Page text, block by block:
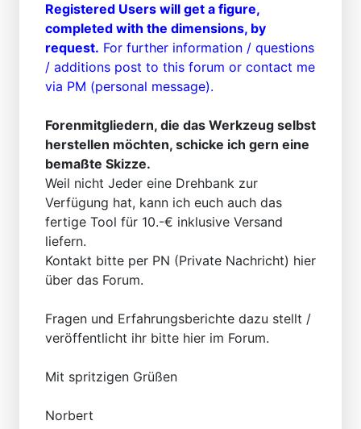
Registered Users will get a figure,
completed with the dimensions, by
request. For further information / questions
/ additions post to this forum or contact me
via PM (personal message).
Forenmitgliedern, die das Werkzeug selbst
herstellen möchten, schicke ich gern eine
bemaßte Skizze.
Weil nicht Jeder eine Drehbank zur
Verfügung hat, kann ich euch auch das
fertige Tool für 10.-€ inklusive Versand
liefern.
Kontakt bitte per PN (Private Nachricht) hier
über das Forum.
Fragen und Erfahrungsberichte dazu stellt /
veröffentlicht ihr bitte hier im Forum.
Mit spritzigen Grüßen
Norbert